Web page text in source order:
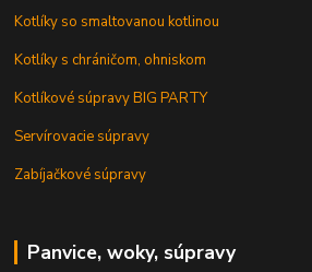
Kotlíky so smaltovanou kotlinou
Kotlíky s chráničom, ohniskom
Kotlíkové súpravy BIG PARTY
Servírovacie súpravy
Zabíjačkové súpravy
Panvice, woky, súpravy